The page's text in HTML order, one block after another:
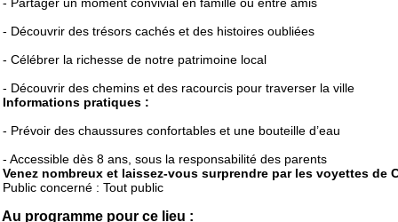
- Partager un moment convivial en famille ou entre amis
- Découvrir des trésors cachés et des histoires oubliées
- Célébrer la richesse de notre patrimoine local
- Découvrir des chemins et des racourcis pour traverser la ville
Informations pratiques :
- Prévoir des chaussures confortables et une bouteille d’eau
- Accessible dès 8 ans, sous la responsabilité des parents
Venez nombreux et laissez-vous surprendre par les voyettes de
Public concerné : Tout public
Au programme pour ce lieu :